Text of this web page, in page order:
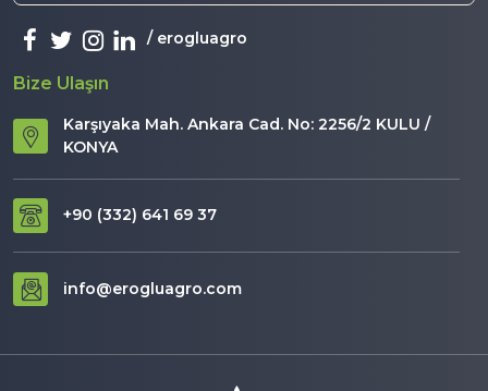
Bize Ulaşın
Karşıyaka Mah. Ankara Cad. No: 2256/2 KULU /
KONYA
+90 (332) 641 69 37
info@erogluagro.com
erogluagro